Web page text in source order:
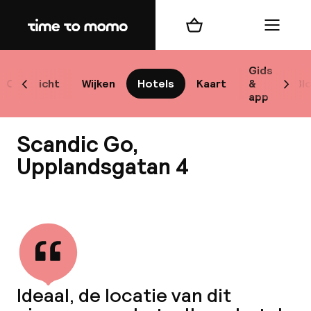
Home
Overzicht Wijken Hotels Kaart
Gids
&
app
Scroll naar links
Winkelmand Menu
Scandic Go,
Upplandsgatan 4
Ideaal, de locatie van dit